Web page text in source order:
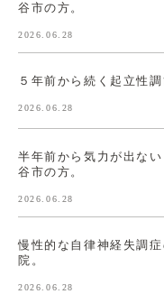
谷市の方。
2026.06.28
５年前から続く起立性
2026.06.28
半年前から気力が出な
谷市の方。
2026.06.28
慢性的な自律神経失調
院。
2026.06.28